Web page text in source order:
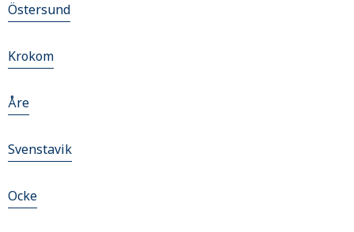
Östersund
Krokom
Åre
Svenstavik
Ocke